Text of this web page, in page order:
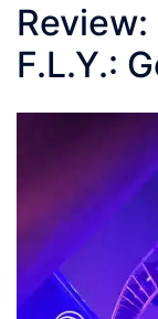
F.L.Y.: